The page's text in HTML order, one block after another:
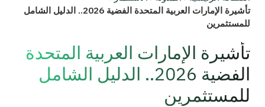
تأشيرة الإمارات العربية المتحدة الفضية 2026.. الدليل الشامل
للمستثمرين
تأشيرة الإمارات العربية المتحدة
الفضية 2026.. الدليل الشامل
للمستثمرين